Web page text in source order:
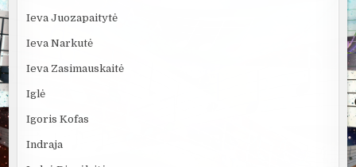
Ieva Juozapaitytė
Ieva Narkutė
Ieva Zasimauskaitė
Iglė
Igoris Kofas
Indraja